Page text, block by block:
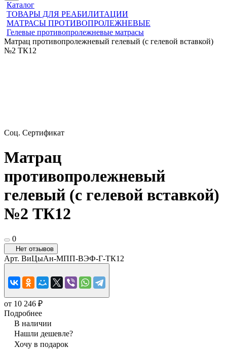
Каталог
ТОВАРЫ ДЛЯ РЕАБИЛИТАЦИИ
МАТРАСЫ ПРОТИВОПРОЛЕЖНЕВЫЕ
Гелевые противопролежневые матрасы
Матрац противопролежневый гелевый (с гелевой вставкой)
№2 ТК12
Соц. Сертификат
Матрац
противопролежневый
гелевый (с гелевой вставкой)
№2 ТК12
0
Нет отзывов
Арт. ВиЦыАн-МПП-ВЭФ-Г-ТК12
от 10 246 ₽
Подробнее
В наличии
Нашли дешевле?
Хочу в подарок